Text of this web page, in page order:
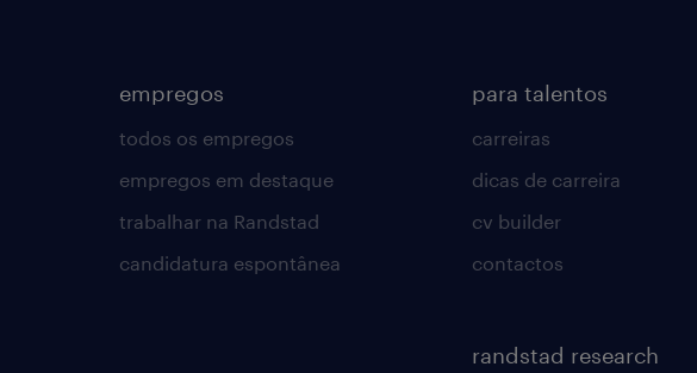
empregos
todos os empregos
empregos em destaque
trabalhar na Randstad
candidatura espontânea
para talentos
carreiras
dicas de carreira
cv builder
contactos
randstad research